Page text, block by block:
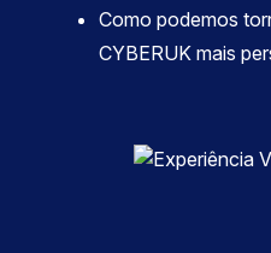
Como podemos
CYBERUK mais